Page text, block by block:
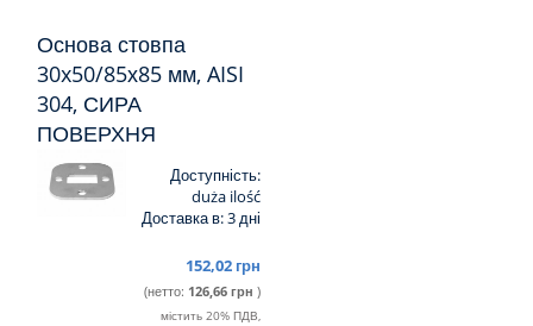
Основа стовпа
30x50/85х85 мм, AISI
304, СИРА
ПОВЕРХНЯ
Доступність:
duża ilość
Доставка в:3 дні
152,02 грн
(нетто: 126,66 грн )
містить 20% ПДВ,